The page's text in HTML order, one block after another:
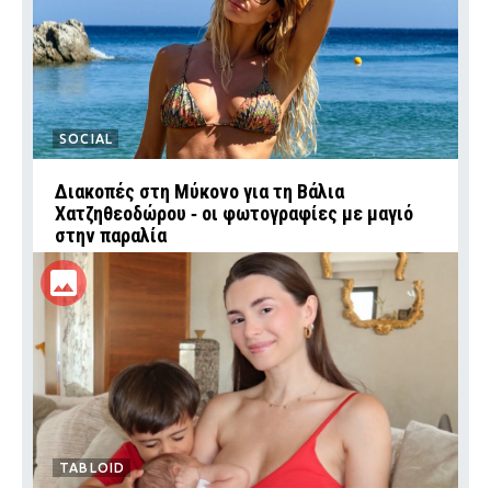
SOCIAL
Διακοπές στη Μύκονο για τη Βάλια
Χατζηθεοδώρου ‑ οι φωτογραφίες με μαγιό
στην παραλία
TABLOID